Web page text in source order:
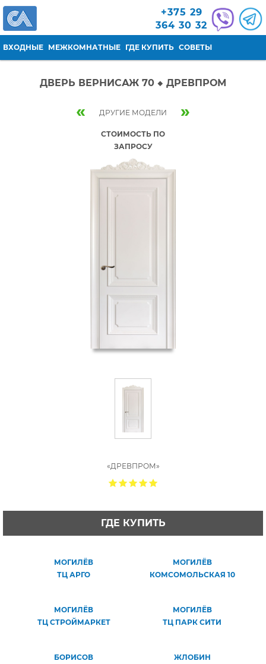
Перейти к основному содержанию+375 29
364 30 32
ВХОДНЫЕ МЕЖКОМНАТНЫЕ ГДЕ КУПИТЬ СОВЕТЫ
ДВЕРЬ ВЕРНИСАЖ 70 ◆ ДРЕВПРОМ
« ДРУГИЕ МОДЕЛИ »
СТОИМОСТЬ ПО
ЗАПРОСУ
«ДРЕВПРОМ»
ГДЕ КУПИТЬ
МОГИЛЁВ
ТЦ АРГО
МОГИЛЁВ
КОМСОМОЛЬСКАЯ 10
МОГИЛЁВ
ТЦ СТРОЙМАРКЕТ
МОГИЛЁВ
ТЦ ПАРК СИТИ
БОРИСОВ
ЖЛОБИН